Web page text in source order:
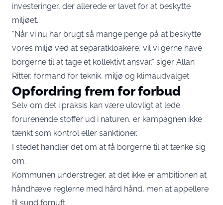
investeringer, der allerede er lavet for at beskytte
miljøet.
“Når vi nu har brugt så mange penge på at beskytte
vores miljø ved at separatkloakere, vil vi gerne have
borgerne til at tage et kollektivt ansvar,” siger Allan
Ritter, formand for teknik, miljø og klimaudvalget.
Opfordring frem for forbud
Selv om det i praksis kan være ulovligt at lede
forurenende stoffer ud i naturen, er kampagnen ikke
tænkt som kontrol eller sanktioner.
I stedet handler det om at få borgerne til at tænke sig
om.
Kommunen understreger, at det ikke er ambitionen at
håndhæve reglerne med hård hånd, men at appellere
til sund fornuft.